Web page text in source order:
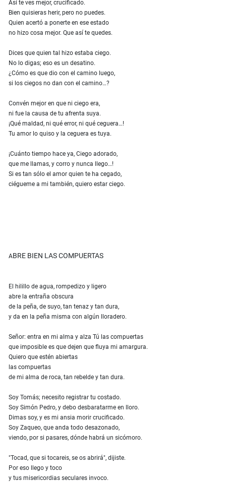
Así te ves mejor, crucificado.
Bien quisieras herir, pero no puedes.
Quien acertó a ponerte en ese estado
no hizo cosa mejor. Que así te quedes.
Dices que quien tal hizo estaba ciego.
No lo digas; eso es un desatino.
¿Cómo es que dio con el camino luego,
si los ciegos no dan con el camino…?
Convén mejor en que ni ciego era,
ni fue la causa de tu afrenta suya.
¡Qué maldad, ni qué error, ni qué ceguera…!
Tu amor lo quiso y la ceguera es tuya.
¡Cuánto tiempo hace ya, Ciego adorado,
que me llamas, y corro y nunca llego…!
Si es tan sólo el amor quien te ha cegado,
ciégueme a mi también, quiero estar ciego.
ABRE BIEN LAS COMPUERTAS
El hilillo de agua, rompedizo y ligero
abre la entraña obscura
de la peña, de suyo, tan tenaz y tan dura,
y da en la peña misma con algún lloradero.
Señor: entra en mi alma y alza Tú las compuertas
que imposible es que dejen que fluya mi amargura.
Quiero que estén abiertas
las compuertas
de mi alma de roca, tan rebelde y tan dura.
Soy Tomás; necesito registrar tu costado.
Soy Simón Pedro, y debo desbaratarme en lloro.
Dimas soy, y es mi ansia morir crucificado.
Soy Zaqueo, que anda todo desazonado,
viendo, por si pasares, dónde habrá un sicómoro.
"Tocad, que si tocareis, se os abrirá", dijiste.
Por eso llego y toco
y tus misericordias seculares invoco.